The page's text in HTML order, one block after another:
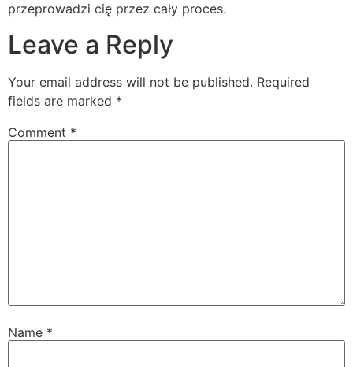
przeprowadzi cię przez cały proces.
Leave a Reply
Your email address will not be published. Required
fields are marked *
Comment *
Name *